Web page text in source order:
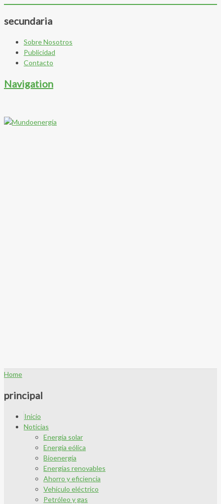
secundaria
Sobre Nosotros
Publicidad
Contacto
Navigation
Home
principal
Inicio
Noticias
Energía solar
Energía eólica
Bioenergía
Energías renovables
Ahorro y eficiencia
Vehículo eléctrico
Petróleo y gas